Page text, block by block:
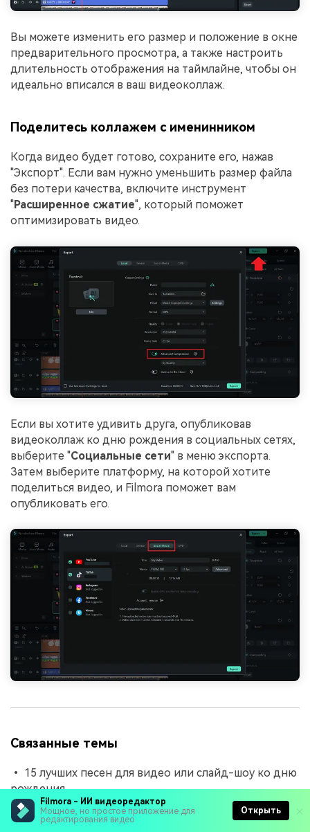
Filmora - ИИ видеоредактор
Мощное, но простое приложение для
редактирования видео
Открыть
Вы можете изменить его размер и положение в окне
предварительного просмотра, а также настроить
длительность отображения на таймлайне, чтобы он
идеально вписался в ваш видеоколлаж.
Поделитесь коллажем с именинником
Когда видео будет готово, сохраните его, нажав
"Экспорт". Если вам нужно уменьшить размер файла
без потери качества, включите инструмент
"Расширенное сжатие", который поможет
оптимизировать видео.
Если вы хотите удивить друга, опубликовав
видеоколлаж ко дню рождения в социальных сетях,
выберите "Социальные сети" в меню экспорта.
Затем выберите платформу, на которой хотите
поделиться видео, и Filmora поможет вам
опубликовать его.
Связанные темы
• 15 лучших песен для видео или слайд-шоу ко дню
рождения
• 7 лучших приложений для создания